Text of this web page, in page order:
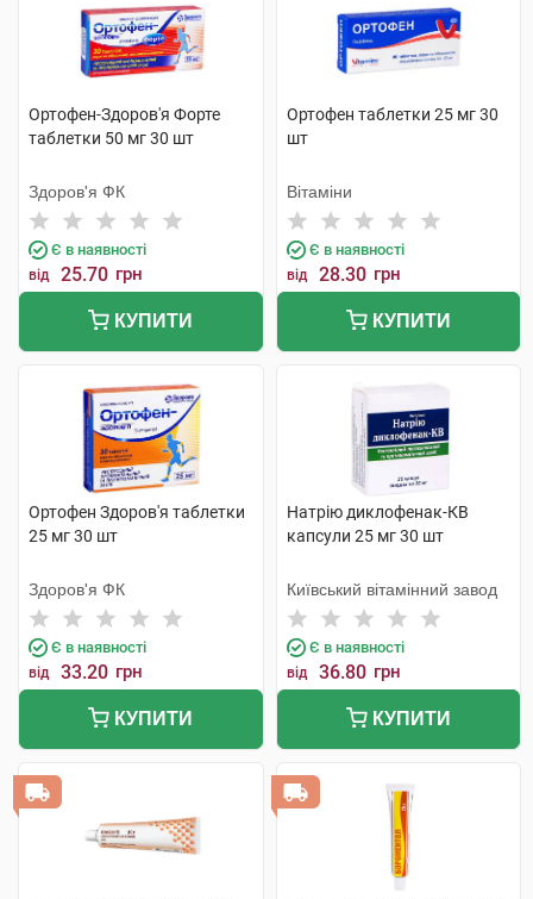
Ортофен-Здоров'я Форте
таблетки 50 мг 30 шт
Здоров'я ФК
Є в наявності
від 25.70 грн
КУПИТИ
Ортофен таблетки 25 мг 30
шт
Вітаміни
Є в наявності
від 28.30 грн
КУПИТИ
Ортофен Здоров'я таблетки
25 мг 30 шт
Здоров'я ФК
Є в наявності
від 33.20 грн
КУПИТИ
Натрію диклофенак-КВ
капсули 25 мг 30 шт
Київський вітамінний завод
Є в наявності
від 36.80 грн
КУПИТИ